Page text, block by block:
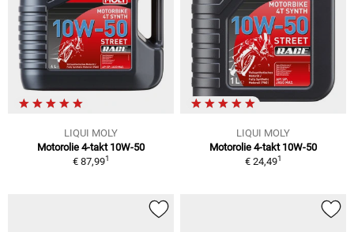
LIQUI MOLY
Motorolie 4-takt 10W-50
€ 87,991
LIQUI MOLY
Motorolie 4-takt 10W-50
€ 24,491